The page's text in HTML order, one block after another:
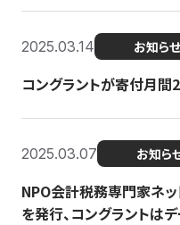
2025.03.14 お知らせ
コングラントが寄付月
2025.03.07 お知ら
NPO会計税務専門家ネッ
を発行、コングラントは